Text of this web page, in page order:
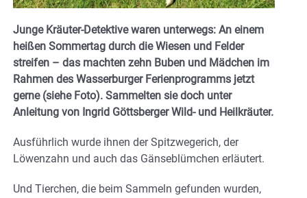
Junge Kräuter-Detektive waren unterwegs: An einem
heißen Sommertag durch die Wiesen und Felder
streifen – das machten zehn Buben und Mädchen im
Rahmen des Wasserburger Ferienprogramms jetzt
gerne (siehe Foto). Sammelten sie doch unter
Anleitung von Ingrid Göttsberger Wild- und Heilkräuter.
Ausführlich wurde ihnen der Spitzwegerich, der
Löwenzahn und auch das Gänseblümchen erläutert.
Und Tierchen, die beim Sammeln gefunden wurden,